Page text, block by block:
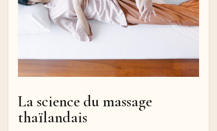
La science du massage
thaïlandais